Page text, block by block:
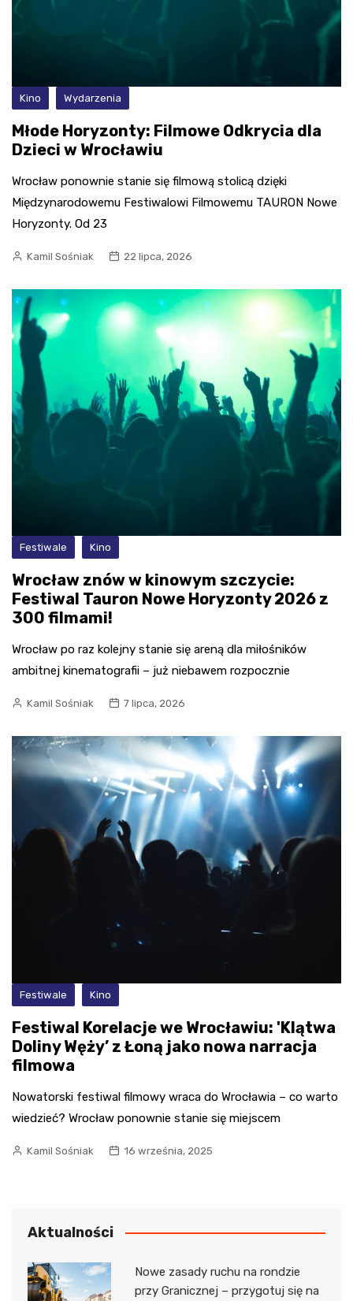
Kino Wydarzenia
Młode Horyzonty: Filmowe Odkrycia dla
Dzieci w Wrocławiu
Wrocław ponownie stanie się filmową stolicą dzięki
Międzynarodowemu Festiwalowi Filmowemu TAURON Nowe
Horyzonty. Od 23
Kamil Sośniak 22 lipca, 2026
Festiwale Kino
Wrocław znów w kinowym szczycie:
Festiwal Tauron Nowe Horyzonty 2026 z
300 filmami!
Wrocław po raz kolejny stanie się areną dla miłośników
ambitnej kinematografii – już niebawem rozpocznie
Kamil Sośniak 7 lipca, 2026
Festiwale Kino
Festiwal Korelacje we Wrocławiu: 'Klątwa
Doliny Węży’ z Łoną jako nowa narracja
filmowa
Nowatorski festiwal filmowy wraca do Wrocławia – co warto
wiedzieć? Wrocław ponownie stanie się miejscem
Kamil Sośniak 16 września, 2025
Aktualności
Nowe zasady ruchu na rondzie
przy Granicznej – przygotuj się na